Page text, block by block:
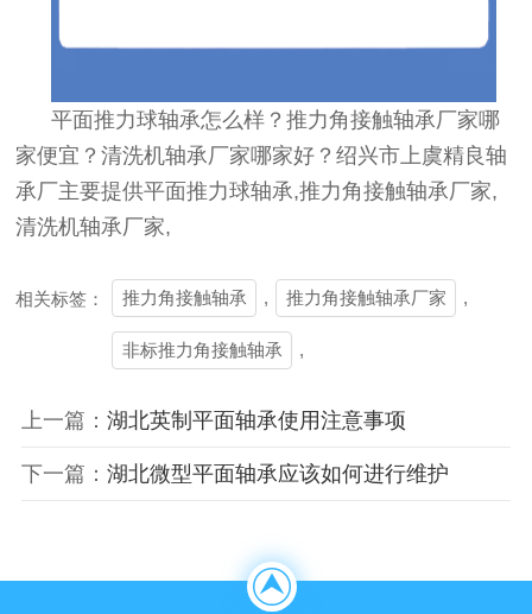
平面推力球轴承怎么样？推力角接触轴承厂家哪
家便宜？清洗机轴承厂家哪家好？绍兴市上虞精良轴
承厂主要提供平面推力球轴承,推力角接触轴承厂家,
清洗机轴承厂家,
相关标签： 推力角接触轴承 , 推力角接触轴承厂家 ,
非标推力角接触轴承 ,
上一篇： 湖北英制平面轴承使用注意事项
下一篇： 湖北微型平面轴承应该如何进行维护